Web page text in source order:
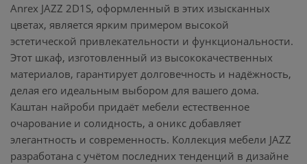
Anrex JAZZ 2D1S, оформленный в этих изысканных
цветах, является ярким примером высокой
эстетической привлекательности и функциональности.
Этот шкаф, изготовленный из высококачественных
материалов, гарантирует долговечность и надёжность,
делая его идеальным выбором для вашего дома.
Каштан найроби придаёт мебели естественное
очарование и солидность, а оникс добавляет
элегантность и современность. Коллекция мебели JAZZ
разработана с учётом последних тенденций в дизайне